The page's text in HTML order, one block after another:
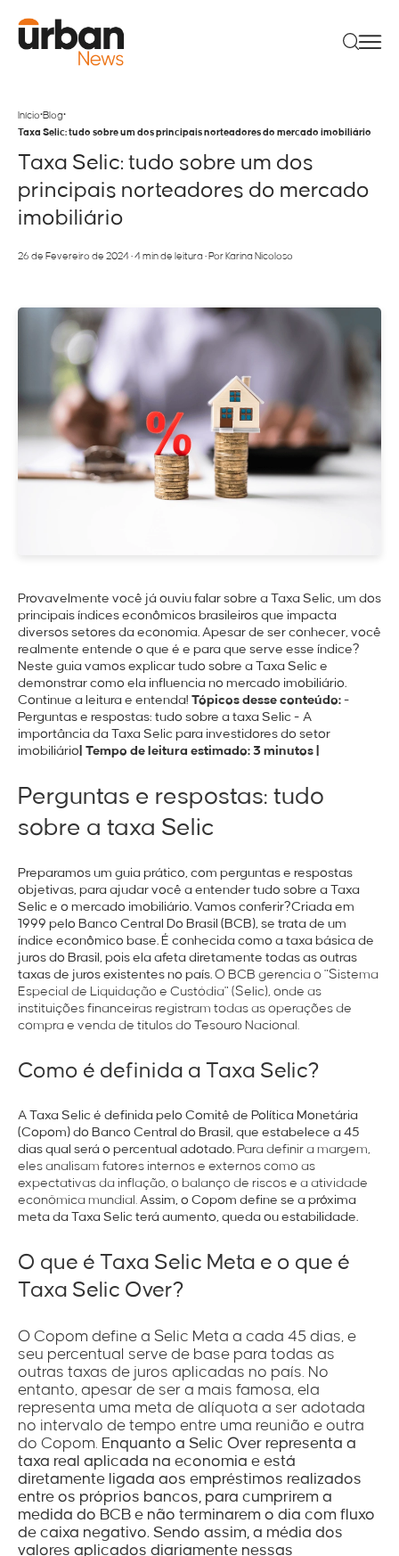
Início•Blog•
Taxa Selic: tudo sobre um dos principais norteadores do mercado imobiliário
Taxa Selic: tudo sobre um dos
principais norteadores do mercado
imobiliário
26 de Fevereiro de 2024•4 min de leitura • Por Karina Nicoloso
Provavelmente você já ouviu falar sobre a Taxa Selic, um dos
principais índices econômicos brasileiros que impacta
diversos setores da economia. Apesar de ser conhecer, você
realmente entende o que é e para que serve esse índice?
Neste guia vamos explicar tudo sobre a Taxa Selic e
demonstrar como ela influencia no mercado imobiliário.
Continue a leitura e entenda! Tópicos desse conteúdo:-
Perguntas e respostas: tudo sobre a taxa Selic - A
importância da Taxa Selic para investidores do setor
imobiliário | Tempo de leitura estimado: 3 minutos |
Perguntas e respostas: tudo
sobre a taxa Selic
Preparamos um guia prático, com perguntas e respostas
objetivas, para ajudar você a entender tudo sobre a Taxa
Selic e o mercado imobiliário. Vamos conferir?Criada em
1999 pelo Banco Central Do Brasil (BCB), se trata de um
índice econômico base. É conhecida como a taxa básica de
juros do Brasil, pois ela afeta diretamente todas as outras
taxas de juros existentes no país.O BCB gerencia o "Sistema
Especial de Liquidação e Custódia" (Selic), onde as
instituições financeiras registram todas as operações de
compra e venda de títulos do Tesouro Nacional.
Como é definida a Taxa Selic?
A Taxa Selic é definida pelo Comitê de Política Monetária
(Copom) do Banco Central do Brasil, que estabelece a 45
dias qual será o percentual adotado.Para definir a margem,
eles analisam fatores internos e externos como as
expectativas da inflação, o balanço de riscos e a atividade
econômica mundial.Assim, o Copom define se a próxima
meta da Taxa Selic terá aumento, queda ou estabilidade.
O que é Taxa Selic Meta e o que é
Taxa Selic Over?
O Copom define a Selic Meta a cada 45 dias, e
seu percentual serve de base para todas as
outras taxas de juros aplicadas no país. No
entanto, apesar de ser a mais famosa, ela
representa uma meta de alíquota a ser adotada
no intervalo de tempo entre uma reunião e outra
do Copom. Enquanto a Selic Over representa a
taxa real aplicada na economia e está
diretamente ligada aos empréstimos realizados
entre os próprios bancos, para cumprirem a
medida do BCB e não terminarem o dia com fluxo
de caixa negativo. Sendo assim, a média dos
valores aplicados diariamente nessas